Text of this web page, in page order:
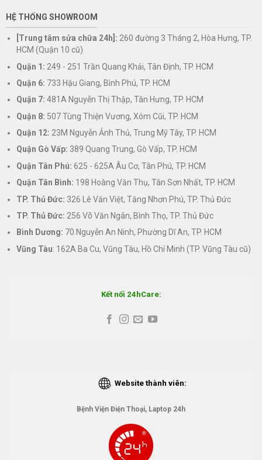
HỆ THỐNG SHOWROOM
[Trung tâm sửa chữa 24h]: 260 đường 3 Tháng 2, Hòa Hưng, TP.
HCM (Quận 10 cũ)
Quận 1: 249 - 251 Trần Quang Khải, Tân Định, TP. HCM
Quận 6: 733 Hậu Giang, Bình Phú, TP. HCM
Quận 7: 481A Nguyễn Thị Thập, Tân Hưng, TP. HCM
Quận 8: 507 Tùng Thiện Vương, Xóm Cũi, TP. HCM
Quận 12: 23M Nguyễn Ảnh Thủ, Trung Mỹ Tây, TP. HCM
Quận Gò Vấp: 389 Quang Trung, Gò Vấp, TP. HCM
Quận Tân Phú: 625 - 625A Âu Cơ, Tân Phú, TP. HCM
Quận Tân Bình: 198 Hoàng Văn Thụ, Tân Sơn Nhất, TP. HCM
TP. Thủ Đức: 326 Lê Văn Việt, Tăng Nhơn Phú, TP. Thủ Đức
TP. Thủ Đức: 256 Võ Văn Ngân, Bình Thọ, TP. Thủ Đức
Bình Dương: 70 Nguyễn An Ninh, Phường Dĩ An, TP. HCM
Vũng Tàu: 162A Ba Cu, Vũng Tàu, Hồ Chí Minh (TP. Vũng Tàu cũ)
Kết nối 24hCare:
Website thành viên:
Bệnh Viện Điện Thoại, Laptop 24h